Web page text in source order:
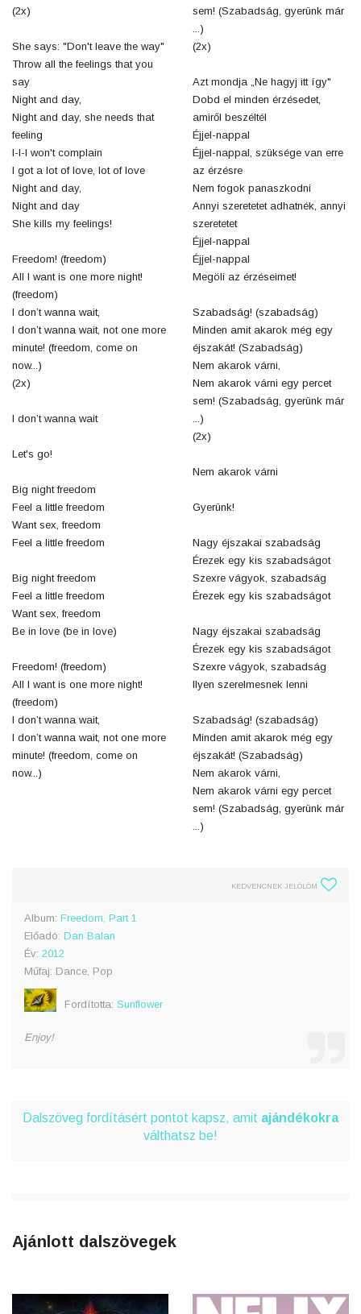
(2x)
She says: "Don't leave the way"
Throw all the feelings that you
say
Night and day,
Night and day, she needs that
feeling
I-I-I won't complain
I got a lot of love, lot of love
Night and day,
Night and day
She kills my feelings!
Freedom! (freedom)
All I want is one more night!
(freedom)
I don’t wanna wait,
I don’t wanna wait, not one more
minute! (freedom, come on
now...)
(2x)
I don’t wanna wait
Let's go!
Big night freedom
Feel a little freedom
Want sex, freedom
Feel a little freedom
Big night freedom
Feel a little freedom
Want sex, freedom
Be in love (be in love)
Freedom! (freedom)
All I want is one more night!
(freedom)
I don’t wanna wait,
I don’t wanna wait, not one more
minute! (freedom, come on
now...)
sem! (Szabadság, gyerünk már
...)
(2x)
Azt mondja „Ne hagyj itt így"
Dobd el minden érzésedet,
amiről beszéltél
Éjjel-nappal
Éjjel-nappal, szüksége van erre
az érzésre
Nem fogok panaszkodni
Annyi szeretetet adhatnék, annyi
szeretetet
Éjjel-nappal
Éjjel-nappal
Megöli az érzéseimet!
Szabadság! (szabadság)
Minden amit akarok még egy
éjszakát! (Szabadság)
Nem akarok várni,
Nem akarok várni egy percet
sem! (Szabadság, gyerünk már
...)
(2x)
Nem akarok várni
Gyerünk!
Nagy éjszakai szabadság
Érezek egy kis szabadságot
Szexre vágyok, szabadság
Érezek egy kis szabadságot
Nagy éjszakai szabadság
Érezek egy kis szabadságot
Szexre vágyok, szabadság
Ilyen szerelmesnek lenni
Szabadság! (szabadság)
Minden amit akarok még egy
éjszakát! (Szabadság)
Nem akarok várni,
Nem akarok várni egy percet
sem! (Szabadság, gyerünk már
...)
KEDVENCNEK JELÖLÖM
Album: Freedom, Part 1
Előadó: Dan Balan
Év: 2012
Műfaj: Dance, Pop
Fordította: Sunflower
Enjoy!
Dalszöveg fordításért pontot kapsz, amit ajándékokra
válthatsz be!
Ajánlott dalszövegek